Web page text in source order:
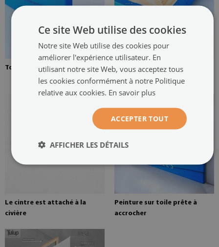
Toile tendue sur une civière
Brancard en pin pour une
peinture sur toile
Le cintre est attaché à la
civière
Peinture sur toile prête à
accrocher
Ce site Web utilise des cookies
Notre site Web utilise des cookies pour
améliorer l'expérience utilisateur. En
utilisant notre site Web, vous acceptez tous
les cookies conformément à notre Politique
relative aux cookies. En savoir plus
ACCEPTER TOUT
AFFICHER LES DÉTAILS